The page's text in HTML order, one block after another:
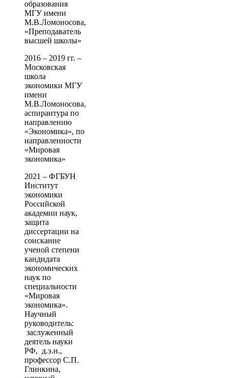
образования
МГУ имени
М.В.Ломоносова,
«Преподаватель
высшей школы»
2016 – 2019 гг. –
Московская
школа
экономики МГУ
имени
М.В.Ломоносова,
аспирантура по
направлению
«Экономика», по
направленности
«Мировая
экономика»
2021 – ФГБУН
Институт
экономики
Российской
академии наук,
защита
диссертации на
соискание
ученой степени
кандидата
экономических
наук по
специальности
«Мировая
экономика».
Научный
руководитель:
заслуженный
деятель науки
РФ, д.э.н.,
профессор С.П.
Глинкина,